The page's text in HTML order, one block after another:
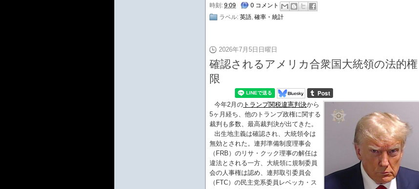
時刻: 9:09
0 コメント
ラベル: 英語 確率・統計
2026年7月5日日曜日
確認されるアメリカ合衆国大統領の法的権
限
今年2月のトランプ関税違憲判決から
5ヶ月経ち、他のトランプ政権に関する
裁判も多数、最高裁判決が出てきた。
出生地主義は確認され、大統領令は
無効とされた。連邦準備制度理事会
（FRB）のリサ・クック理事の解任は
違法とされる一方、大統領に規制委員
会の人事権は認め、連邦取引委員会
（FTC）の民主党系委員レベッカ・ス